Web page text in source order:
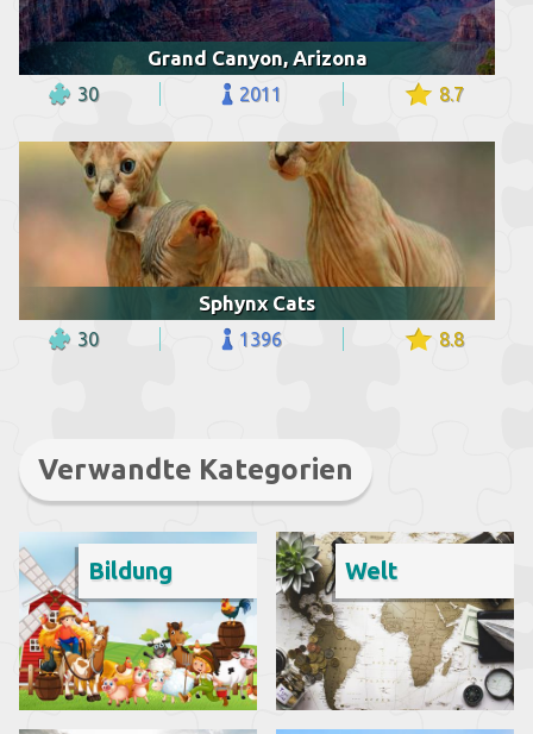
Grand Canyon, Arizona
30 2011 8.7
Sphynx Cats
30 1396 8.8
Verwandte Kategorien
Bildung Welt